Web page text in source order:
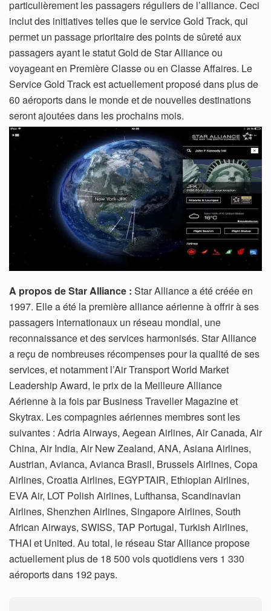
particulièrement les passagers réguliers de l’alliance. Ceci
inclut des initiatives telles que le service Gold Track, qui
permet un passage prioritaire des points de sûreté aux
passagers ayant le statut Gold de Star Alliance ou
voyageant en Première Classe ou en Classe Affaires. Le
Service Gold Track est actuellement proposé dans plus de
60 aéroports dans le monde et de nouvelles destinations
seront ajoutées dans les prochains mois.
A propos de Star Alliance : Star Alliance a été créée en
1997. Elle a été la première alliance aérienne à offrir à ses
passagers internationaux un réseau mondial, une
reconnaissance et des services harmonisés. Star Alliance
a reçu de nombreuses récompenses pour la qualité de ses
services, et notamment l’Air Transport World Market
Leadership Award, le prix de la Meilleure Alliance
Aérienne à la fois par Business Traveller Magazine et
Skytrax. Les compagnies aériennes membres sont les
suivantes : Adria Airways, Aegean Airlines, Air Canada, Air
China, Air India, Air New Zealand, ANA, Asiana Airlines,
Austrian, Avianca, Avianca Brasil, Brussels Airlines, Copa
Airlines, Croatia Airlines, EGYPTAIR, Ethiopian Airlines,
EVA Air, LOT Polish Airlines, Lufthansa, Scandinavian
Airlines, Shenzhen Airlines, Singapore Airlines, South
African Airways, SWISS, TAP Portugal, Turkish Airlines,
THAI et United. Au total, le réseau Star Alliance propose
actuellement plus de 18 500 vols quotidiens vers 1 330
aéroports dans 192 pays.